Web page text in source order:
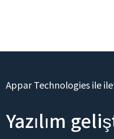
Appar Technologies ile
Yazılım